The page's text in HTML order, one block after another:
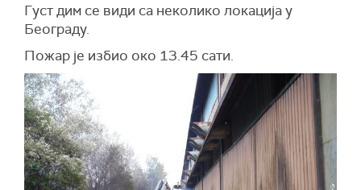
Густ дим се види са неколико локација у
Београду.
Пожар је избио око 13.45 сати.